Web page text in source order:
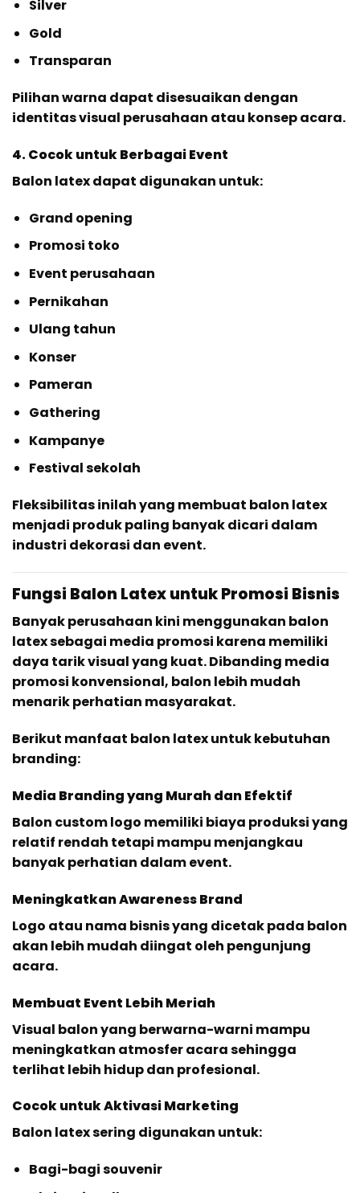
Silver
Gold
Transparan
Pilihan warna dapat disesuaikan dengan
identitas visual perusahaan atau konsep acara.
4. Cocok untuk Berbagai Event
Balon latex dapat digunakan untuk:
Grand opening
Promosi toko
Event perusahaan
Pernikahan
Ulang tahun
Konser
Pameran
Gathering
Kampanye
Festival sekolah
Fleksibilitas inilah yang membuat balon latex
menjadi produk paling banyak dicari dalam
industri dekorasi dan event.
Fungsi Balon Latex untuk Promosi Bisnis
Banyak perusahaan kini menggunakan balon
latex sebagai media promosi karena memiliki
daya tarik visual yang kuat. Dibanding media
promosi konvensional, balon lebih mudah
menarik perhatian masyarakat.
Berikut manfaat balon latex untuk kebutuhan
branding:
Media Branding yang Murah dan Efektif
Balon custom logo memiliki biaya produksi yang
relatif rendah tetapi mampu menjangkau
banyak perhatian dalam event.
Meningkatkan Awareness Brand
Logo atau nama bisnis yang dicetak pada balon
akan lebih mudah diingat oleh pengunjung
acara.
Membuat Event Lebih Meriah
Visual balon yang berwarna-warni mampu
meningkatkan atmosfer acara sehingga
terlihat lebih hidup dan profesional.
Cocok untuk Aktivasi Marketing
Balon latex sering digunakan untuk:
Bagi-bagi souvenir